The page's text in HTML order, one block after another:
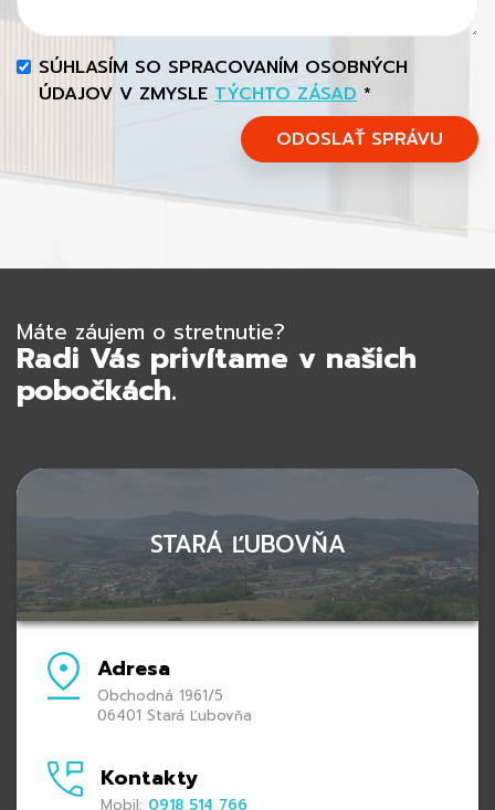
SÚHLASÍM SO SPRACOVANÍM OSOBNÝCH
ÚDAJOV V ZMYSLE TÝCHTO ZÁSAD *
ODOSLAŤ SPRÁVU
Máte záujem o stretnutie?
Radi Vás privítame v našich
pobočkách.
STARÁ ĽUBOVŇA
Adresa
Obchodná 1961/5
06401 Stará Ľubovňa
Kontakty
Mobil: 0918 514 766